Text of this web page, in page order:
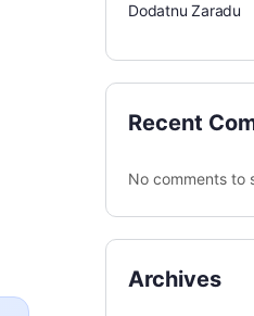
Dodatnu Zaradu
Recent
No comments to
Archives